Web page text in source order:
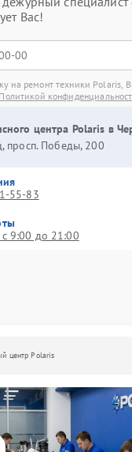
Вас!
на ремонт техники Polaris,
Политикой
центра Polaris в
просп. Победы, 200
55-83
9:00 до 21:00
центр Polaris